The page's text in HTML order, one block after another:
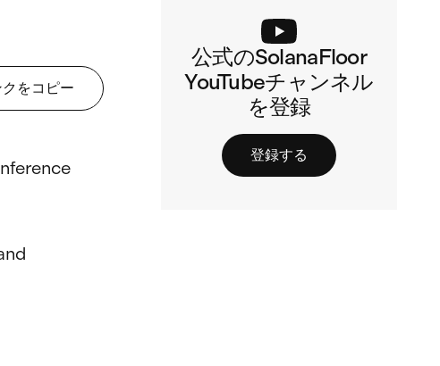
クをコピー
公式のSolanaFloor
YouTubeチャンネル
を登録
登録する